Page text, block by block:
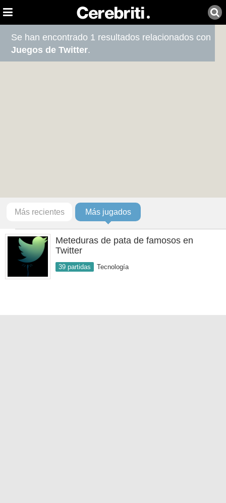
Se han encontrado 1 resultados relacionados con
Juegos de Twitter.
Más recientes Más jugados
Meteduras de pata de famosos en
Twitter
39 partidas Tecnología